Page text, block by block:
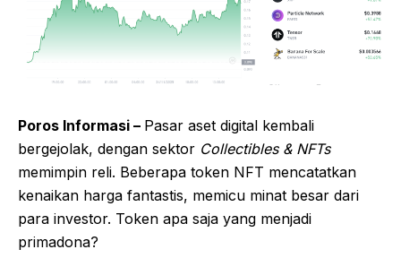
Poros Informasi – Pasar aset digital kembali
bergejolak, dengan sektor Collectibles & NFTs
memimpin reli. Beberapa token NFT mencatatkan
kenaikan harga fantastis, memicu minat besar dari
para investor. Token apa saja yang menjadi
primadona?